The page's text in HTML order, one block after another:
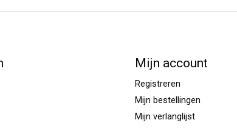
Mijn account
Registreren
Mijn bestellingen
Mijn verlanglijst